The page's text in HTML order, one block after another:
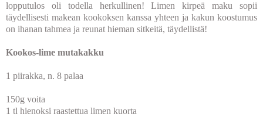
lopputulos oli todella herkullinen! Limen kirpeä maku sopii
täydellisesti makean kookoksen kanssa yhteen ja kakun koostumus
on ihanan tahmea ja reunat hieman sitkeitä, täydellistä!
Kookos-lime mutakakku
1 piirakka, n. 8 palaa
150g voita
1 tl hienoksi raastettua limen kuorta